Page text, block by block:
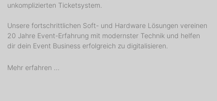
unkomplizierten Ticketsystem.
Unsere fortschrittlichen Soft- und Hardware Lösungen vereinen
20 Jahre Event-Erfahrung mit modernster Technik und helfen
dir dein Event Business erfolgreich zu digitalisieren.
Mehr erfahren ...